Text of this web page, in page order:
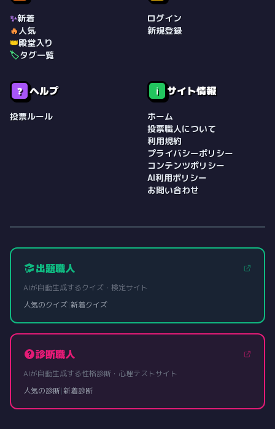
✨新着
🔥人気
👑殿堂入り
🏷️タグ一覧
ログイン
新規登録
❓ ヘルプ
投票ルール
ℹ️ サイト情報
ホーム
投票職人について
利用規約
プライバシーポリシー
コンテンツポリシー
AI利用ポリシー
お問い合わせ
出題職人
AIが自動生成するクイズ・検定サイト
人気のクイズ|新着クイズ
診断職人
AIが自動生成する性格診断・心理テストサイト
人気の診断|新着診断